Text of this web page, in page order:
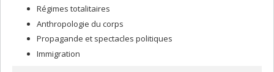
Régimes totalitaires
Anthropologie du corps
Propagande et spectacles politiques
Immigration